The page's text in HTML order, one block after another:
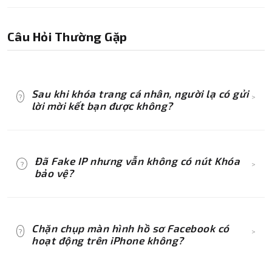
Câu Hỏi Thường Gặp
?
Sau khi khóa trang cá nhân, người lạ có gửi
lời mời kết bạn được không?
>
tin hoặc gửi lời mời kết bạn.
?
Đã Fake IP nhưng vẫn không có nút Khóa
bảo vệ?
>
thời cập nhật Facebook lên phiên bản mới
nhất và thử đăng nhập lại.
?
Chặn chụp màn hình hồ sơ Facebook có
hoạt động trên iPhone không?
>